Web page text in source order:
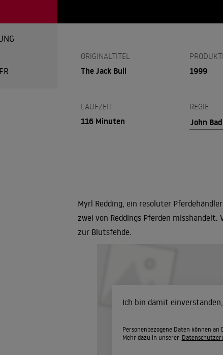
ORIGINALTITEL
The Jack Bull 1999
LAUFZEIT
116 Minuten
REGIE
John
Myrl Redding, ein resoluter
zwei von Reddings Pferden
zur Blutsfehde.
Ich bin damit
Personenbezogene Daten können
Mehr dazu in unserer